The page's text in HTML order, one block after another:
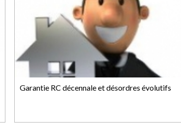
Garantie RC décennale et désordres évolutifs